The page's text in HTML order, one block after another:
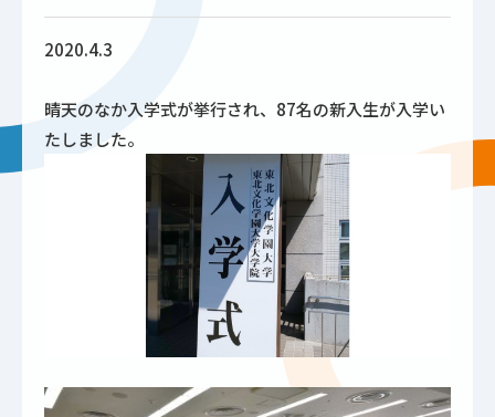
2020.4.3
晴天のなか入学式が挙行され、87名の新入生が入学い
たしました。